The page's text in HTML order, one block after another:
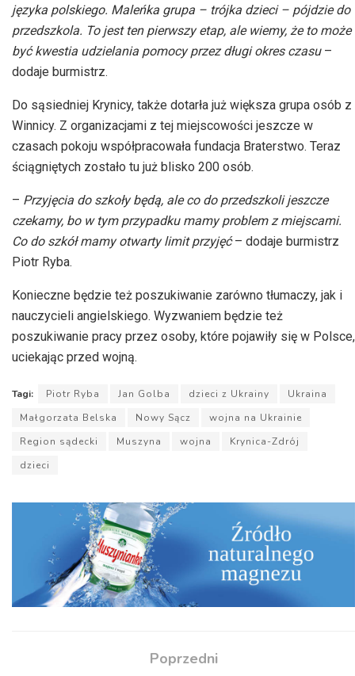
języka polskiego. Maleńka grupa – trójka dzieci – pójdziedo
przedszkola. To jest ten pierwszy etap, ale wiemy, że to może
być kwestia udzielania pomocy przez długi okres czasu–
dodaje burmistrz.
Do sąsiedniej Krynicy, także dotarła już większa grupa osób z
Winnicy. Z organizacjami z tej miejscowości jeszcze w
czasach pokoju współpracowała fundacja Braterstwo. Teraz
ściągniętych zostało tu już blisko 200 osób.
– Przyjęcia do szkoły będą, ale co do przedszkoli jeszcze
czekamy, bo w tym przypadku mamy problem z miejscami.
Co do szkół mamy otwarty limitprzyjęć– dodaje burmistrz
Piotr Ryba.
Konieczne będzie też poszukiwanie zarówno tłumaczy, jak i
nauczycieli angielskiego. Wyzwaniem będzie też
poszukiwanie pracy przez osoby, które pojawiły się w Polsce,
uciekając przed wojną.
Tagi: Piotr Ryba Jan Golba dzieci z Ukrainy
Ukraina
Małgorzata Belska
Nowy Sącz
wojna na Ukrainie
Region sądecki
Muszyna wojna
Krynica-Zdrój
dzieci
Poprzedni